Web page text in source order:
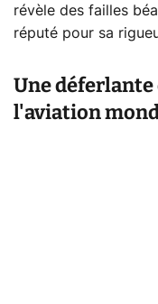
révèle des failles
réputé pour sa
Une déferlante
l'aviation